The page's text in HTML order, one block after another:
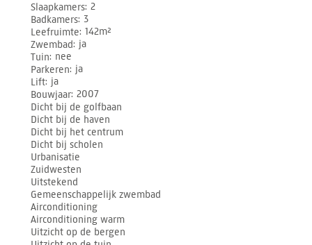
Slaapkamers 2
Badkamers 3
Leefruimte 142m²
Zwembad ja
Tuin nee
Parkeren ja
Lift ja
Bouwjaar 2007
Dicht bij de golfbaan
Dicht bij de haven
Dicht bij het centrum
Dicht bij scholen
Urbanisatie
Zuidwesten
Uitstekend
Gemeenschappelijk zwembad
Airconditioning
Airconditioning warm
Uitzicht op de bergen